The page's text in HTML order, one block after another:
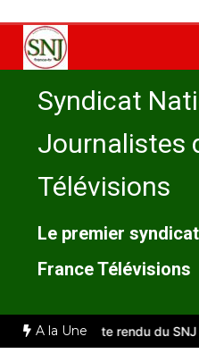
contenu
Syndicat
Journalistes
Télévisions
Le premier
France Télévisions
A la Une
2026 : compte rendu du SNJ